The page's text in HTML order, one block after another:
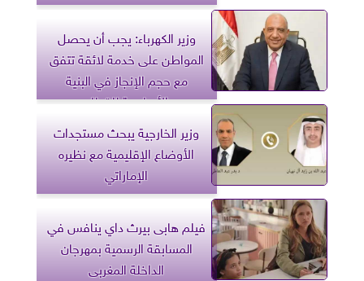
وزير الكهرباء: يجب أن يحصل
المواطن على خدمة لائقة تتفق
مع حجم الإنجاز في البنية
الأساسية للقطاع
وزير الخارجية يبحث مستجدات
الأوضاع الإقليمية مع نظيره
الإماراتي
فيلم هابى بيرث داي ينافس في
المسابقة الرسمية بمهرجان
الداخلة المغربى